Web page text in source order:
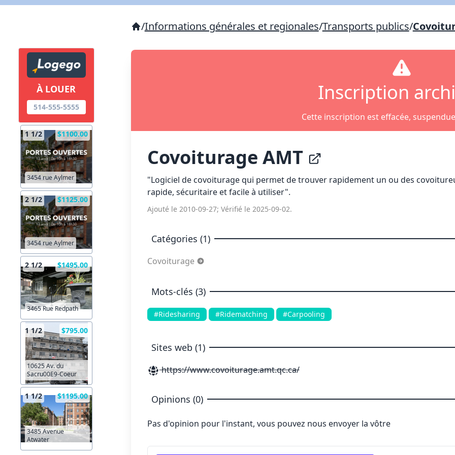
À LOUER
514-555-5555
1 1/2 $1100.00
3454 rue Aylmer
2 1/2 $1125.00
3454 rue Aylmer
2 1/2 $1495.00
3465 Rue Redpath
1 1/2 $795.00
10625 Av. du
Sacru00E9-Coeur
1 1/2 $1195.00
3485 Avenue
Atwater
/Informations générales et regionales/Transports publics/
Inscription
Cette inscription est effacée,
Covoiturage AMT
"Logiciel de covoiturage qui permet de trouver rapidement un ou des
rapide, sécuritaire et facile à utiliser".
Ajouté le 2010-09-27; Vérifié le 2025-09-02.
Catégories (1)
Covoiturage
Mots-clés (3)
#Ridesharing #Ridematching #Carpooling
Sites web (1)
https://www.covoiturage.amt.qc.ca/
Opinions (0)
Pas d'opinion pour l'instant, vous pouvez nous envoyer la vôtre
X Fermer Envoyez
Copier lien
X Fermer